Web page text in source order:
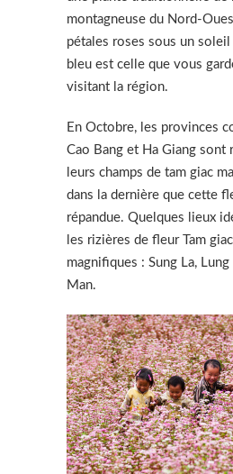
montagneuse du Nord-
pétales roses sous un soleil
bleu est celle que vous
visitant la région.
En Octobre, les provinces
Cao Bang et Ha Giang sont
leurs champs de tam giac
dans la dernière que cette
répandue. Quelques lieux
les rizières de fleur Tam
magnifiques : Sung La,
Man.